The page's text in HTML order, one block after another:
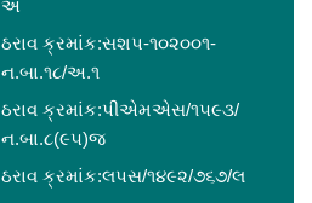
અ
ઠરાવ ક્રમાંક:સશપ-૧૦૨૦૦૧-
ન.બા.૧૮/અ.૧
ઠરાવ ક્રમાંક:પીએમએસ/૧૫૯૩/
ન.બા.૮(૯૫)જ
ઠરાવ ક્રમાંક:લપસ/૧૪૯૨/૭૬૭/લ